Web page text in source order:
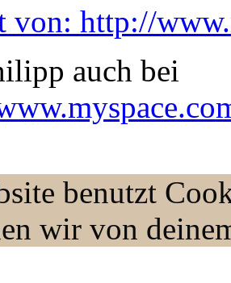
von: http://
auch bei
benutzt
wir von